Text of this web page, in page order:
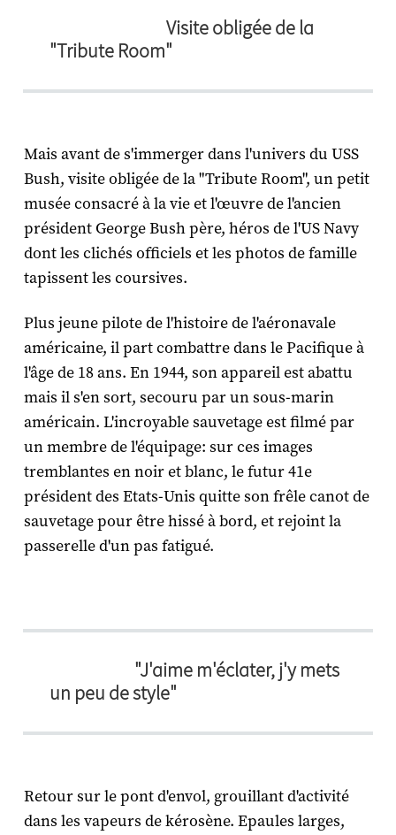
Visite obligée de la
"Tribute Room"
Mais avant de s'immerger dans l'univers du USS
Bush, visite obligée de la "Tribute Room", un petit
musée consacré à la vie et l'œuvre de l'ancien
président George Bush père, héros de l'US Navy
dont les clichés officiels et les photos de famille
tapissent les coursives.
Plus jeune pilote de l'histoire de l'aéronavale
américaine, il part combattre dans le Pacifique à
l'âge de 18 ans. En 1944, son appareil est abattu
mais il s'en sort, secouru par un sous-marin
américain. L'incroyable sauvetage est filmé par
un membre de l'équipage: sur ces images
tremblantes en noir et blanc, le futur 41e
président des Etats-Unis quitte son frêle canot de
sauvetage pour être hissé à bord, et rejoint la
passerelle d'un pas fatigué.
"J'aime m'éclater, j'y mets
un peu de style"
Retour sur le pont d'envol, grouillant d'activité
dans les vapeurs de kérosène. Epaules larges,